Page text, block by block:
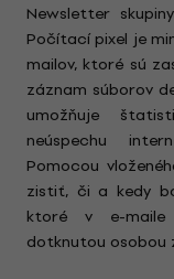
Newsletter
Počítací pixel je
mailov, ktoré sú
záznam súborov
umožňuje
neúspechu
Pomocou
zistiť, či a kedy
ktoré v e-maile
dotknutou osobou